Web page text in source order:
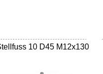
10 D45 M12x130